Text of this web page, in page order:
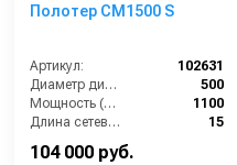
Полотер CM1500 S
Артикул:
102631
Диаметр диска / рабочая ширина (мм):
500
Мощность (Вт):
1100
Длина сетевого шнура (м):
15
104 000 руб.